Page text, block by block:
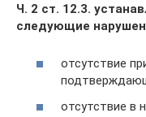
Ч. 2 ст. 12.3.
следующие
отсутствие
отсутствие в